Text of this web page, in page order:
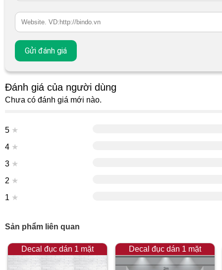
Đánh giá của người dùng
Chưa có đánh giá mới nào.
5 ★
4 ★
3 ★
2 ★
1 ★
Sản phẩm liên quan
Decal đục dán 1 mặt Decal đục dán 1 mặt